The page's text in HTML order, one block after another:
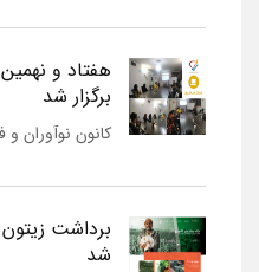
هفتاد و
برگزار شد
کانون نوآوران و
برداشت زیتون
شد